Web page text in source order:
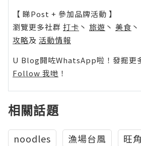
【 睇Post + 參加品牌活動 】
瀏覽更多社群 打卡 丶 旅遊 丶 美食 丶
攻略及 活動情報
U Blog開咗WhatsApp啦！發掘更
Follow 我哋 ！
相關話題
noodles 漁場台風 旺角